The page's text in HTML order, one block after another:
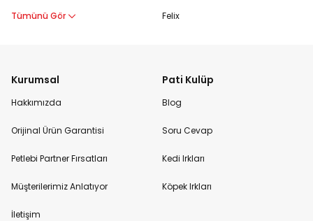
Tümünü Gör
Felix
Kurumsal
Hakkımızda
Orijinal Ürün Garantisi
Petlebi Partner Fırsatları
Müşterilerimiz Anlatıyor
İletişim
Pati Kulüp
Blog
Soru Cevap
Kedi Irkları
Köpek Irkları